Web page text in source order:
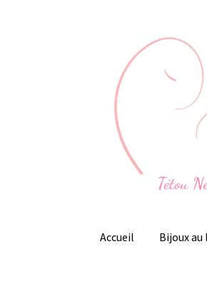
navigation
contenu
Accueil Bijoux